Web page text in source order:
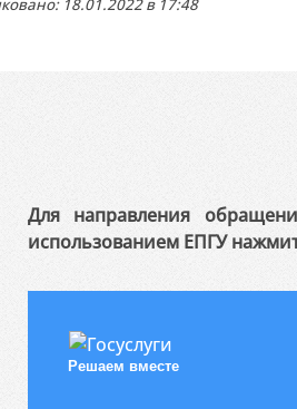
18.01.2022 в 17:48
Для направления
использованием ЕПГУ
Решаем вместе